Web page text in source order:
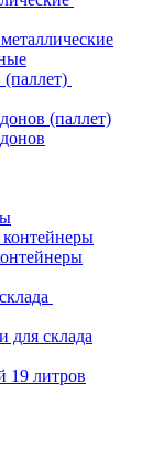
(паллет)
для склада
19 литров